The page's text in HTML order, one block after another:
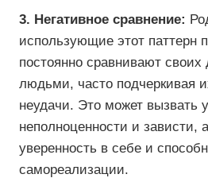
3. Негативное сравнение:
использующие этот паттерн
постоянно сравнивают своих
людьми, часто подчеркивая
неудачи. Это может вызвать
неполноценности и зависти,
уверенность в себе и
самореализации.